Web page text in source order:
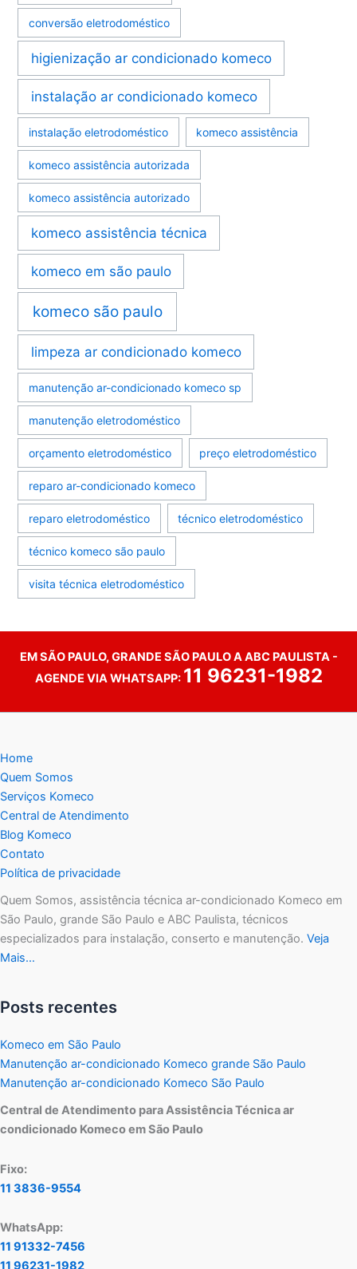
conversão eletrodoméstico
higienização ar condicionado komeco
instalação ar condicionado komeco
instalação eletrodoméstico komeco assistência
komeco assistência autorizada
komeco assistência autorizado
komeco assistência técnica
komeco em são paulo
komeco são paulo
limpeza ar condicionado komeco
manutenção ar-condicionado komeco sp
manutenção eletrodoméstico
orçamento eletrodoméstico preço eletrodoméstico
reparo ar-condicionado komeco
reparo eletrodoméstico técnico eletrodoméstico
técnico komeco são paulo
visita técnica eletrodoméstico
EM SÃO PAULO, GRANDE SÃO PAULO A ABC PAULISTA -
AGENDE VIA WHATSAPP: 11 96231-1982
Home
Quem Somos
Serviços Komeco
Central de Atendimento
Blog Komeco
Contato
Política de privacidade
Quem Somos, assistência técnica ar-condicionado Komeco em
São Paulo, grande São Paulo e ABC Paulista, técnicos
especializados para instalação, conserto e manutenção. Veja
Mais…
Posts recentes
Komeco em São Paulo
Manutenção ar-condicionado Komeco grande São Paulo
Manutenção ar-condicionado Komeco São Paulo
Central de Atendimento para Assistência Técnica ar
condicionado Komeco em São Paulo
Fixo:
11 3836-9554
WhatsApp:
11 91332-7456